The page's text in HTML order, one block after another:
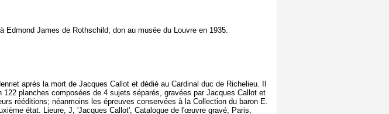
James de Rothschild; don au musée du Louvre en 1935.
après la mort de Jacques Callot et dédié au Cardinal duc de Richelieu. Il
planches composées de 4 sujets séparés, gravées par Jacques Callot et
rééditions; néanmoins les épreuves conservées à la Collection du baron E.
état. Lieure, J, 'Jacques Callot', Catalogue de l'œuvre gravé, Paris,